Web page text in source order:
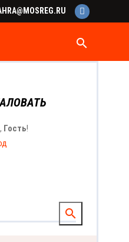
search
, Гость!